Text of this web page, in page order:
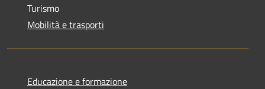
Turismo
Mobilità e trasporti
Educazione e formazione